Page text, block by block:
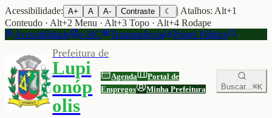
Acessibilidade: A+ A A- Contraste ☾
| Atalhos: Alt+1
Conteudo · Alt+2 Menu · Alt+3 Topo · Alt+4 Rodape
Acessibilidade
e-SIC Transparência Painel Público
Prefeitura de
Lupi
onóp
olis
Agenda
Portal de
Empregos
Minha Prefeitura Buscar...⌘K